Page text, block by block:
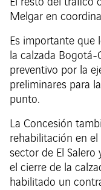
El resto del tráfico
Melgar en
Es importante que
la calzada
preventivo por la
preliminares para
punto.
La Concesión
rehabilitación en
sector de El Salero
el cierre de la
habilitado un